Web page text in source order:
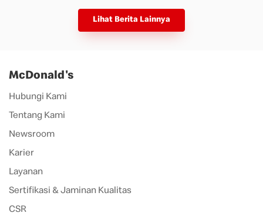
Lihat Berita Lainnya
McDonald's
Hubungi Kami
Tentang Kami
Newsroom
Karier
Layanan
Sertifikasi & Jaminan Kualitas
CSR